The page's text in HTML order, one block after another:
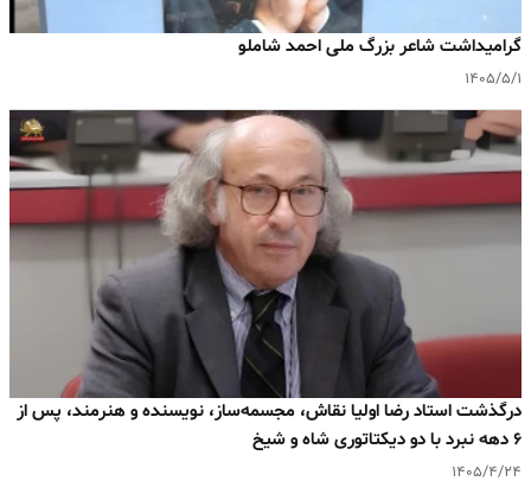
گرامیداشت شاعر بزرگ ملی احمد شاملو
۱۴۰۵/۵/۱
درگذشت استاد رضا اولیا نقاش، مجسمه‌ساز، نویسنده و هنرمند، پس از
۶ دهه نبرد با دو دیکتاتوری شاه و شیخ
۱۴۰۵/۴/۲۴